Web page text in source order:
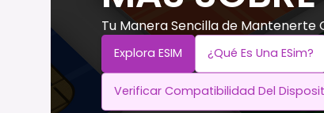
Tu Manera Sencilla de Mantenerte
Explora ESIM ¿Qué Es Una ESim?
Verificar Compatibilidad Del